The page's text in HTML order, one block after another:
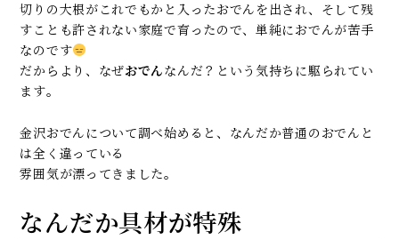
NPO法人 日本きもの文化振興会
石川県金沢市此花町3-2 ライブ1ビル B1F
切りの大根がこれでもかと入ったおでんを出され、そして残
すことも許されない家庭で育ったので、単純におでんが苦手
なのです
だからより、なぜおでんなんだ？という気持ちに駆られてい
ます。
金沢おでんについて調べ始めると、なんだか普通のおでんと
は全く違っている
雰囲気が漂ってきました。
なんだか具材が特殊